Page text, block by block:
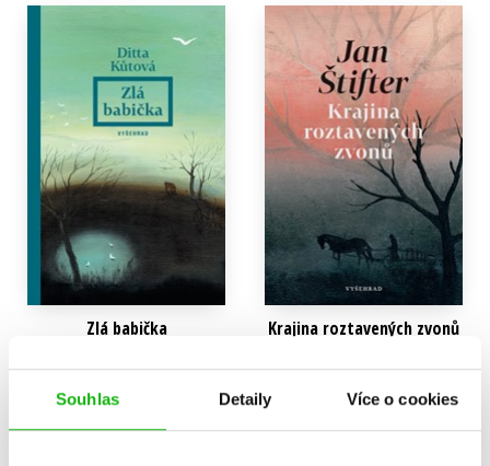
Souhlas Detaily Více o cookies
Zlá babička
Do košíku
Krajina roztavených zvonů
Do košíku